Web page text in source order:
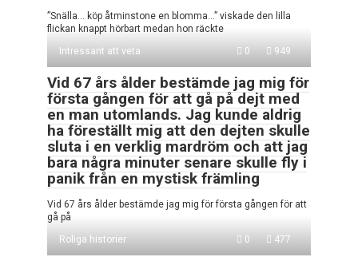
”Snälla… köp åtminstone en blomma…” viskade den lilla
flickan knappt hörbart medan hon räckte
Intressant att veta
0 949
Vid 67 års ålder bestämde jag mig för
första gången för att gå på dejt med
en man utomlands. Jag kunde aldrig
ha föreställt mig att den dejten skulle
sluta i en verklig mardröm och att jag
bara några minuter senare skulle fly i
panik från en mystisk främling
Vid 67 års ålder bestämde jag mig för första gången för att
gå på
Roliga historier
0 477